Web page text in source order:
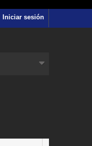
Iniciar sesión